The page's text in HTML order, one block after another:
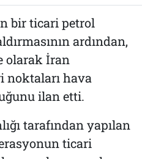
bir ticari petrol
ardından,
olarak İran
noktaları hava
ilan etti.
tarafından yapılan
ticari